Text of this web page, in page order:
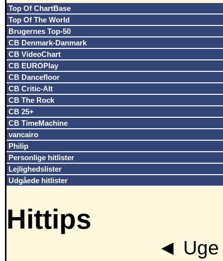
Top Of ChartBase
Top Of The World
Brugernes Top-50
CB Denmark-Danmark
CB VideoChart
CB EUROPlay
CB Dancefloor
CB Critic-Alt
CB The Rock
CB 25+
CB TimeMachine
vancairo
Philip
Personlige hitlister
Lejlighedslister
Udgåede hitlister
Hittips
◄